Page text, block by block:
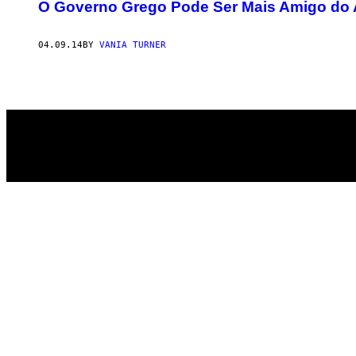
AUTHOR
O Governo Grego Pode Ser Mais Amigo
04.09.14BY VANIA TURNER